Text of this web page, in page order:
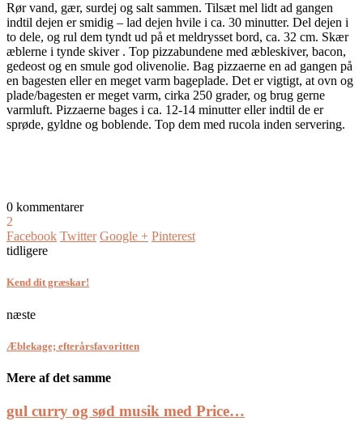
Rør vand, gær, surdej og salt sammen. Tilsæt mel lidt ad gangen
indtil dejen er smidig – lad dejen hvile i ca. 30 minutter. Del dejen i
to dele, og rul dem tyndt ud på et meldrysset bord, ca. 32 cm. Skær
æblerne i tynde skiver . Top pizzabundene med æbleskiver, bacon,
gedeost og en smule god olivenolie. Bag pizzaerne en ad gangen på
en bagesten eller en meget varm bageplade. Det er vigtigt, at ovn og
plade/bagesten er meget varm, cirka 250 grader, og brug gerne
varmluft. Pizzaerne bages i ca. 12-14 minutter eller indtil de er
sprøde, gyldne og boblende. Top dem med rucola inden servering.
0 kommentarer
2
Facebook Twitter Google + Pinterest
tidligere
Kend dit græskar!
næste
Æblekage; efterårsfavoritten
Mere af det samme
gul curry og sød musik med Price…